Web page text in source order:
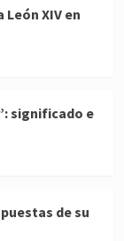
XIV en
significado e
de su